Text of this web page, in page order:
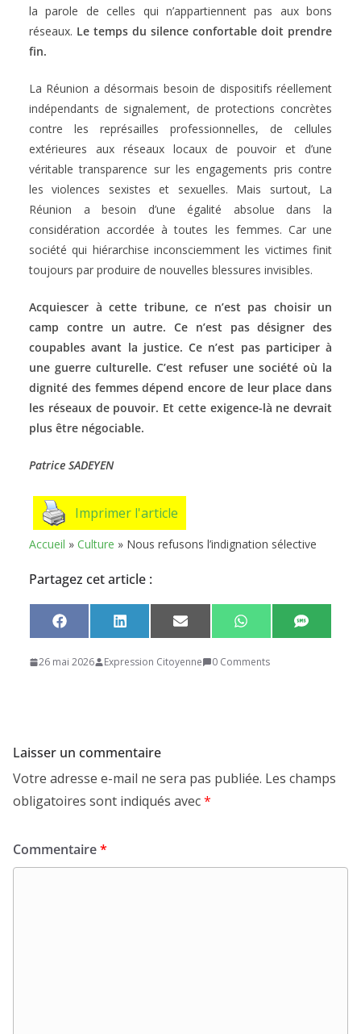
la parole de celles qui n’appartiennent pas aux bons
réseaux. Le temps du silence confortable doit prendre
fin.
La Réunion a désormais besoin de dispositifs réellement
indépendants de signalement, de protections concrètes
contre les représailles professionnelles, de cellules
extérieures aux réseaux locaux de pouvoir et d’une
véritable transparence sur les engagements pris contre
les violences sexistes et sexuelles. Mais surtout, La
Réunion a besoin d’une égalité absolue dans la
considération accordée à toutes les femmes. Car une
société qui hiérarchise inconsciemment les victimes finit
toujours par produire de nouvelles blessures invisibles.
Acquiescer à cette tribune, ce n’est pas choisir un
camp contre un autre. Ce n’est pas désigner des
coupables avant la justice. Ce n’est pas participer à
une guerre culturelle. C’est refuser une société où la
dignité des femmes dépend encore de leur place dans
les réseaux de pouvoir. Et cette exigence-là ne devrait
plus être négociable.
Patrice SADEYEN
Imprimer l'article
Accueil » Culture » Nous refusons l’indignation sélective
Partagez cet article :
Share
on
F
a
e
Share
on
L
i
k
Share
on
E
m
i
Share
on
W
h
t
Share
on
S
M
26 mai 2026 Expression Citoyenne 0 Comments
Laisser un commentaire
Votre adresse e-mail ne sera pas publiée. Les champs
obligatoires sont indiqués avec*
Commentaire*